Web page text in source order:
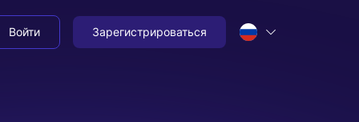
Войти Зарегистрироваться